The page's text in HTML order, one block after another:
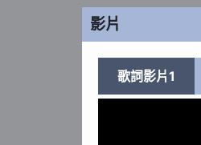
影片
歌詞影片1